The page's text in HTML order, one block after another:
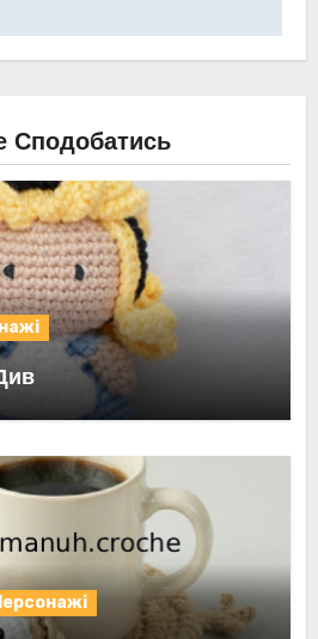
Сподобатись